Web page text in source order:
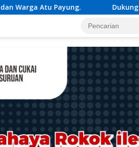
Dukung Ketahanan Pangan, Polsek